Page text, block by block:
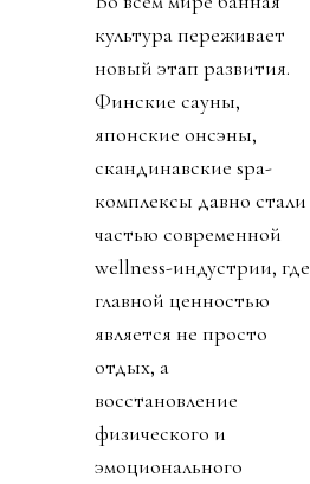
культура переживает
новый этап развития.
Финские сауны,
японские онсэны,
скандинавские spa-
комплексы давно стали
частью современной
wellness-индустрии, где
главной ценностью
является не просто
отдых, а
восстановление
физического и
эмоционального